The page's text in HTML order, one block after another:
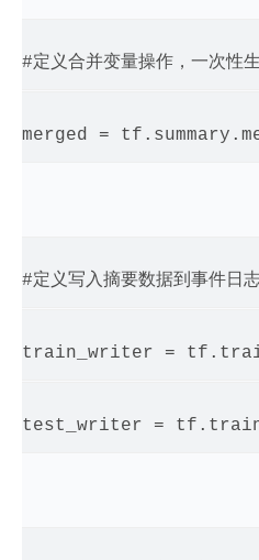
#定义合并变量操作，一次性
merged =
#定义写入摘要数据到事件日
train_writer =
test_writer =